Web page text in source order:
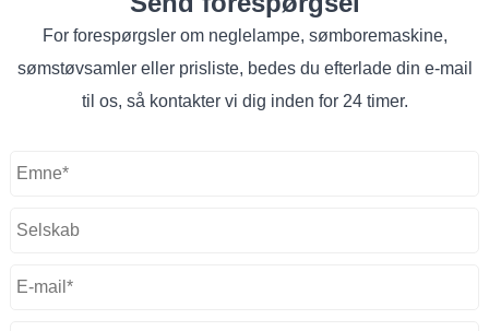
For forespørgsler om neglelampe, sømboremaskine,
sømstøvsamler eller prisliste, bedes du efterlade din e-mail
til os, så kontakter vi dig inden for 24 timer.